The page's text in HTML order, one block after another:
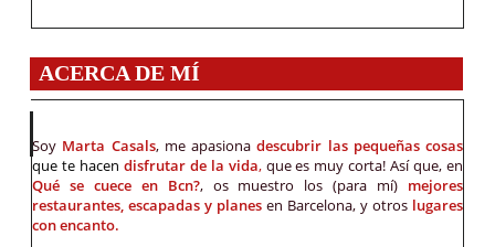
ACERCA DE MÍ
Soy Marta Casals, me apasionadescubrir las pequeñas cosas
que te hacen disfrutar de la vida,que es muy corta! Así que, en
Qué se cuece en Bcn?, os muestro los (para mí) mejores
restaurantes, escapadas y planes en Barcelona, y otros lugares
con encanto.